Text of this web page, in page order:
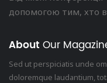
допомогою тим, хто
About Our
Sed ut perspiciatis unde
doloremque laudantium,